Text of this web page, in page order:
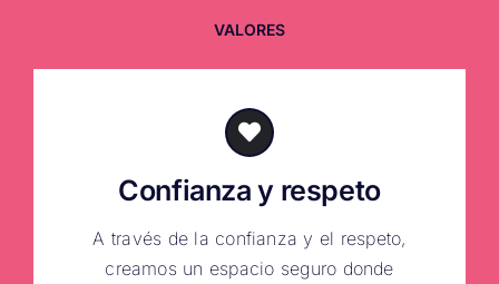
VALORES
Confianza y respeto
A través de la confianza y el respeto,
creamos un espacio seguro donde